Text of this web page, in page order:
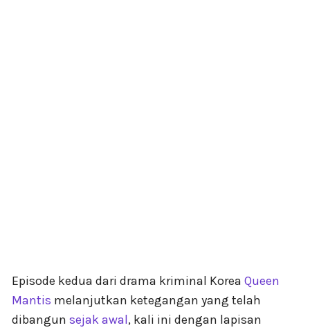
Episode kedua dari drama kriminal Korea Queen
Mantis melanjutkan ketegangan yang telah
dibangun sejak awal, kali ini dengan lapisan